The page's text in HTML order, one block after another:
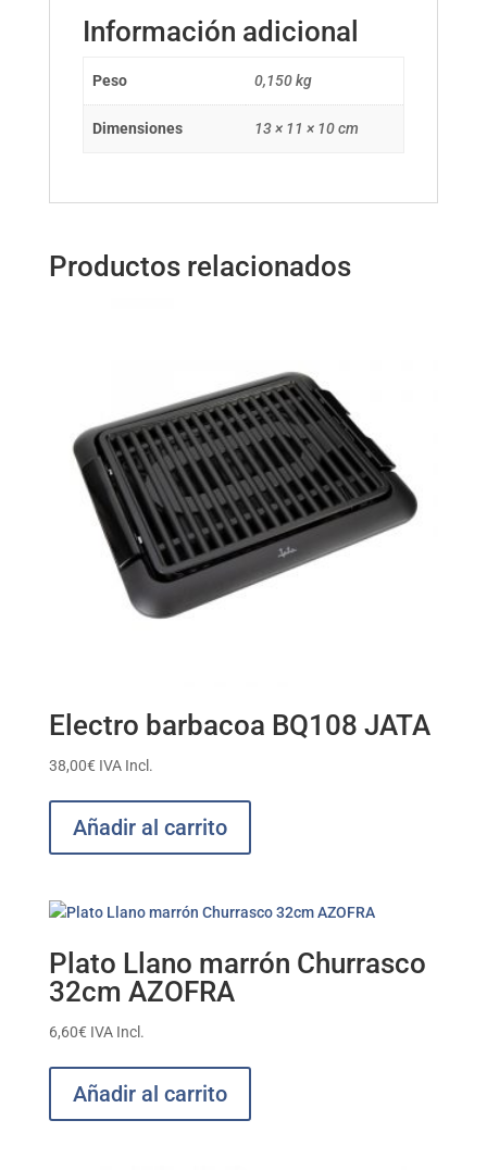
Información adicional
Peso 0,150 kg
Dimensiones 13 × 11 × 10 cm
Productos relacionados
Electro barbacoa BQ108 JATA
38,00€ IVA Incl.
Añadir al carrito
Plato Llano marrón Churrasco
32cm AZOFRA
6,60€ IVA Incl.
Añadir al carrito